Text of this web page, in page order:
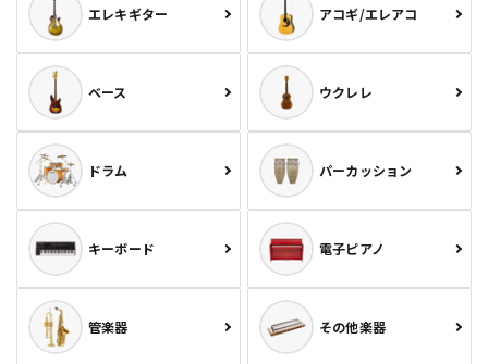
エレキギター アコギ/エレアコ
ベース ウクレレ
ドラム パーカッション
キーボード 電子ピアノ
管楽器 その他楽器